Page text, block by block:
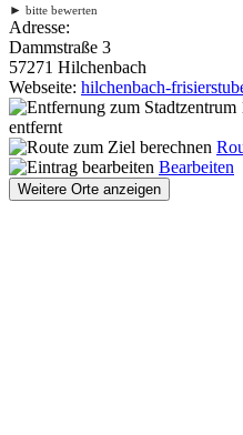
► bitte bewerten
Adresse:
Dammstraße 3
57271 Hilchenbach
Webseite: hilchenbach-
entfernt
Bearbeiten
Weitere Orte anzeigen